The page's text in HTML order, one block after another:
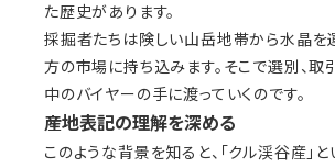
た歴史があります。
採掘者たちは険しい山岳地帯から水晶を
方の市場に持ち込みます。そこで選別、取
中のバイヤーの手に渡っていくのです。
産地表記の理解を深める
このような背景を知ると、「クル渓谷産」